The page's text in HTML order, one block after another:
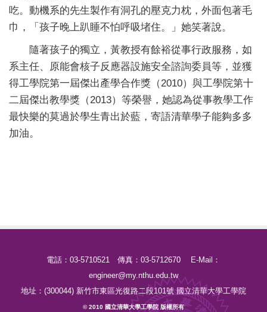
吃。動機系的先生製作有洞孔的壓克力枕，外面包著毛
巾，「孩子晚上趴睡不怕呼吸堵住。」她笑著說。
隨著孩子的獨立，黃教授有餘裕從事行政服務，如
系主任、原能會核子反應器設施安全諮詢委員等，並獲
得工學院第一屆傑出產學合作獎（2010）與工學院第十
二屆傑出教學獎（2013）等榮譽，她認為從事教學工作
最快樂的莫過於學生青出於藍，寄語清華學子能夠多多
加油。
電話：03-5710521 傳真：03-5712670 E-Mail：
engineer@my.nthu.edu.tw
地址：(300044) 新竹市東區光復路二段101號 國立清華大學工學院
© 2010 國立清華大學工學院 版權所有